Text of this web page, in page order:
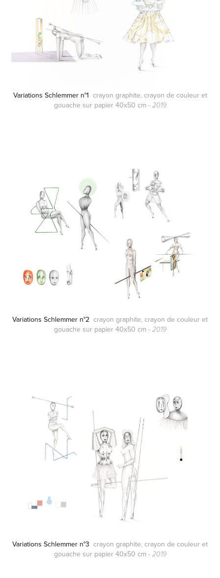
Variations Schlemmer n°1 crayon graphite, crayon de couleur et
gouache sur papier 40x50 cm - 2019
Variations Schlemmer n°2 crayon graphite, crayon de couleur et
gouache sur papier 40x50 cm - 2019
Variations Schlemmer n°3 crayon graphite, crayon de couleur et
gouache sur papier 40x50 cm - 2019